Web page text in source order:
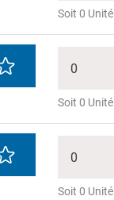
Soit 0 Unité
0
Soit 0 Unité
0
Soit 0 Unité